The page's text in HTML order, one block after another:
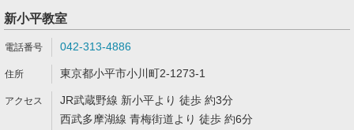
新小平教室
042-313-4886
東京都小平市小川町2-1273-1
JR武蔵野線 新小平より 徒歩 約3分
西武多摩湖線 青梅街道より 徒歩 約6分